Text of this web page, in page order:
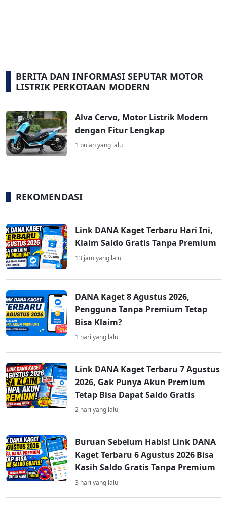
BERITA DAN INFORMASI SEPUTAR MOTOR
LISTRIK PERKOTAAN MODERN
Alva Cervo, Motor Listrik Modern
dengan Fitur Lengkap
1 bulan yang lalu
REKOMENDASI
Link DANA Kaget Terbaru Hari Ini,
Klaim Saldo Gratis Tanpa Premium
13 jam yang lalu
DANA Kaget 8 Agustus 2026,
Pengguna Tanpa Premium Tetap
Bisa Klaim?
1 hari yang lalu
Link DANA Kaget Terbaru 7 Agustus
2026, Gak Punya Akun Premium
Tetap Bisa Dapat Saldo Gratis
2 hari yang lalu
Buruan Sebelum Habis! Link DANA
Kaget Terbaru 6 Agustus 2026 Bisa
Kasih Saldo Gratis Tanpa Premium
3 hari yang lalu